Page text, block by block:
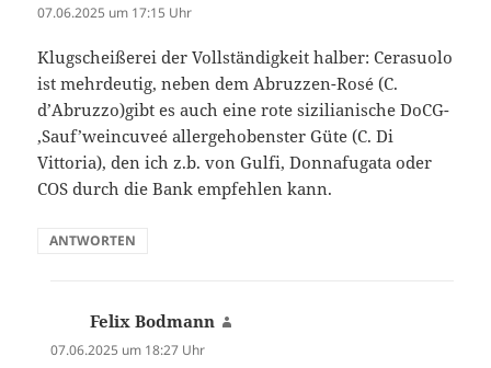
07.06.2025 um 17:15 Uhr
Klugscheißerei der Vollständigkeit halber: Cerasuolo
ist mehrdeutig, neben dem Abruzzen-Rosé (C.
d’Abruzzo)gibt es auch eine rote sizilianische DoCG-
‚Sauf’weincuveé allergehobenster Güte (C. Di
Vittoria), den ich z.b. von Gulfi, Donnafugata oder
COS durch die Bank empfehlen kann.
ANTWORTEN
Felix Bodmann
07.06.2025 um 18:27 Uhr